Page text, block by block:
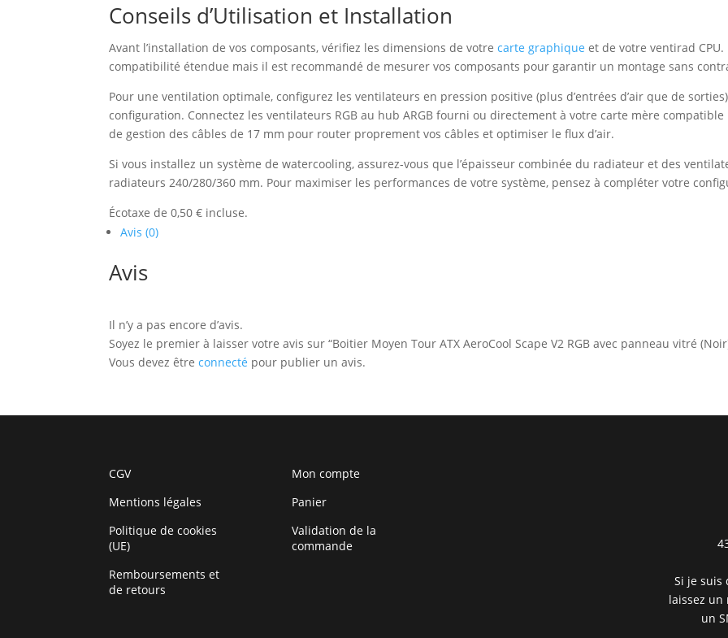
Conseils d’Utilisation et Installation
Avant l’installation de vos composants, vérifiez les dimensions de votrecarte graphique et de votre ventirad CPU.
compatibilité étendue mais il est recommandé de mesurer vos composants pour garantir un montage sans
Pour une ventilation optimale, configurez les ventilateurs en pression positive (plus d’entrées d’air que de
configuration. Connectez les ventilateurs RGB au hub ARGB fourni ou directement à votre carte mère compatible
de gestion des câbles de 17 mm pour router proprement vos câbles et optimiser le flux d’air.
Si vous installez un système de watercooling, assurez-vous que l’épaisseur combinée du radiateur et des
radiateurs 240/280/360 mm. Pour maximiser les performances de votre système, pensez à compléter votre
Écotaxe de 0,50 € incluse.
Avis (0)
Avis
Il n’y a pas encore d’avis.
Soyez le premier à laisser votre avis sur “Boitier Moyen Tour ATX AeroCool Scape V2 RGB avec panneau vitré
Vous devez êtreconnecté pour publier un avis.
CGV
Mentions légales
Politique de cookies
(UE)
Remboursements et
de retours
Mon compte
Panier
Validation de la
commande
Si je suis
laissez un
un